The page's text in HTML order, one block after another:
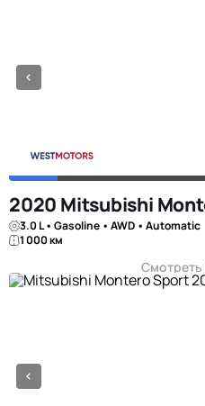
2020 Mitsubishi
3.0 L • Gasoline • AWD • Automatic
1 000 км